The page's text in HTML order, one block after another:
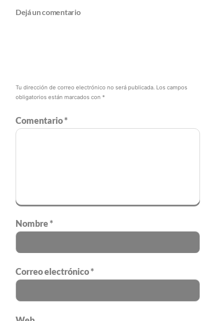
Dejá un comentario
Tu dirección de correo electrónico no será publicada. Los campos
obligatorios están marcados con *
Comentario*
Nombre*
Correo electrónico*